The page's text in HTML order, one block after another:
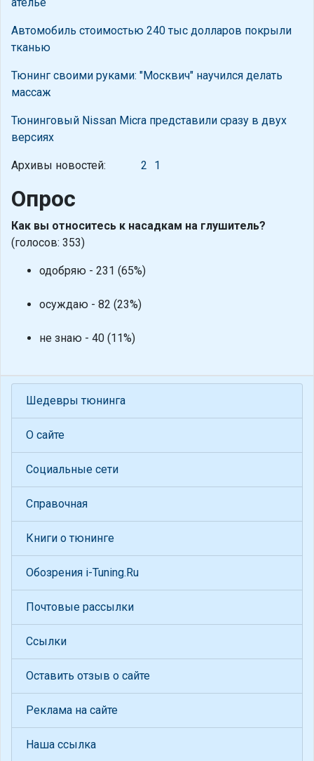
ателье
Автомобиль стоимостью 240 тыс долларов покрыли
тканью
Тюнинг своими руками: "Москвич" научился делать
массаж
Тюнинговый Nissan Micra представили сразу в двух
версиях
Архивы новостей: 2 1
Опрос
Как вы относитесь к насадкам на глушитель?
(голосов: 353)
одобряю - 231 (65%)
осуждаю - 82 (23%)
не знаю - 40 (11%)
Шедевры тюнинга
О сайте
Социальные сети
Справочная
Книги о тюнинге
Обозрения i-Tuning.Ru
Почтовые рассылки
Ссылки
Оставить отзыв о сайте
Реклама на сайте
Наша ссылка